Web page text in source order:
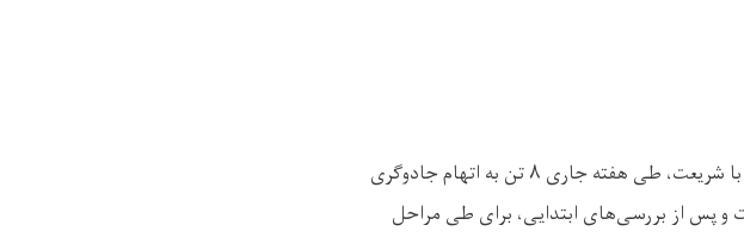
با شریعت، طی هفته جاری ۸تن به اتهام جادوگری
و پس از بررسی‌های ابتدایی، برای طی مراحل